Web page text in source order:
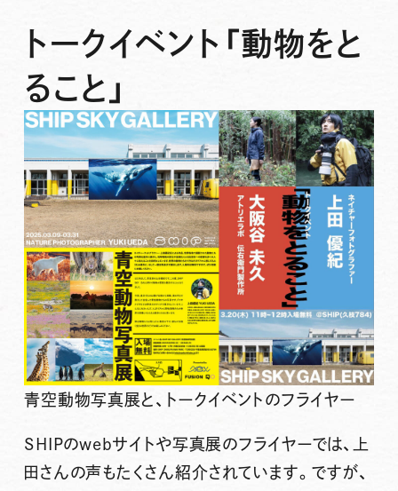
トークイベント「動物をと
ること」
青空動物写真展と、トークイベントのフライヤー
SHIPのwebサイトや写真展のフライヤーでは、上
田さんの声もたくさん紹介されています。ですが、